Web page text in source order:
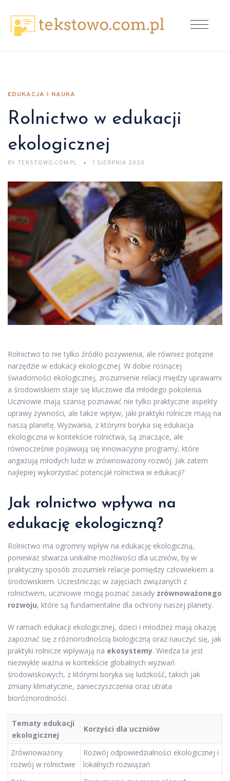
EDUKACJA I NAUKA
Rolnictwo w edukacji
ekologicznej
BY TEKSTOWO.COM.PL 1 SIERPNIA 2020
Rolnictwo to nie tylko źródło pożywienia, ale również potężne
narzędzie w edukacji ekologicznej. W dobie rosnącej
świadomości ekologicznej, zrozumienie relacji między uprawami
a środowiskiem staje się kluczowe dla młodego pokolenia.
Uczniowie mają szansę poznawać nie tylko praktyczne aspekty
uprawy żywności, ale także wpływ, jaki praktyki rolnicze mają na
naszą planetę. Wyzwania, z którymi boryka się edukacja
ekologiczna w kontekście rolnictwa, są znaczące, ale
równocześnie pojawiają się innowacyjne programy, które
angażują młodych ludzi w zrównoważony rozwój. Jak zatem
najlepiej wykorzystać potencjał rolnictwa w edukacji?
Jak rolnictwo wpływa na
edukację ekologiczną?
Rolnictwo ma ogromny wpływ na edukację ekologiczną,
ponieważ stwarza unikalne możliwości dla uczniów, by w
praktyczny sposób zrozumieli relacje pomiędzy człowiekiem a
środowiskiem. Uczestnicząc w zajęciach związanych z
rolnictwem, uczniowie mogą poznać zasady zrównoważonego
rozwoju, które są fundamentalne dla ochrony naszej planety.
W ramach edukacji ekologicznej, dzieci i młodzież mają okazję
zapoznać się z różnorodnością biologiczną oraz nauczyć się, jak
praktyki rolnicze wpływają na ekosystemy. Wiedza ta jest
niezwykle ważna w kontekście globalnych wyzwań
środowiskowych, z którymi boryka się ludzkość, takich jak
zmiany klimatyczne, zanieczyszczenia oraz utrata
bioróżnorodności.
Tematy edukacji
ekologicznej
Korzyści dla uczniów
Zrównoważony
rozwój w rolnictwie
Rozwój odpowiedzialności ekologicznej i
lokalnych rozwiązań